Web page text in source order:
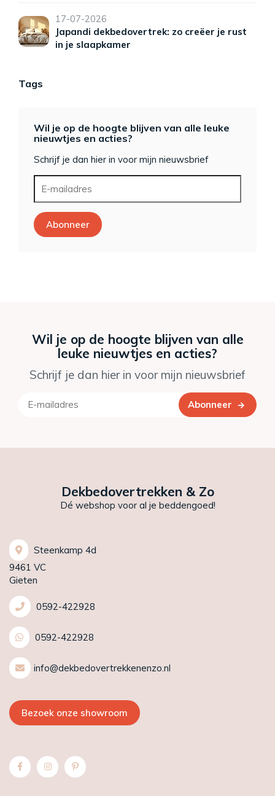
17-07-2026
Japandi dekbedovertrek: zo creëer je rust
in je slaapkamer
Tags
Wil je op de hoogte blijven van alle leuke
nieuwtjes en acties?
Schrijf je dan hier in voor mijn nieuwsbrief
Abonneer
Wil je op de hoogte blijven van alle
leuke nieuwtjes en acties?
Schrijf je dan hier in voor mijn nieuwsbrief
Abonneer
Dekbedovertrekken & Zo
Dé webshop voor al je beddengoed!
Steenkamp 4d
9461 VC
Gieten
0592-422928
0592-422928
info@dekbedovertrekkenenzo.nl
Bezoek onze showroom